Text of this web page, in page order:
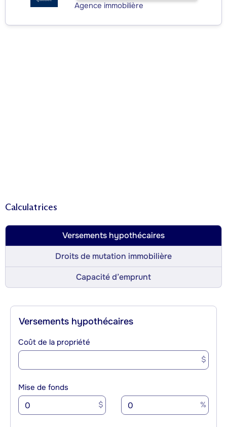
Agence immobilière
Calculatrices
Versements hypothécaires
Droits de mutation immobilière
Capacité d’emprunt
Versements hypothécaires
Coût de la propriété
$
Mise de fonds
$ %